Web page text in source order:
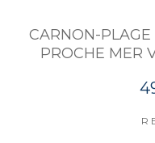
CARNON-PLAGE
PROCHE MER